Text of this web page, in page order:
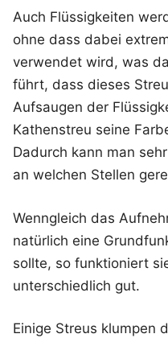
Auch Flüssigkeiten
ohne dass dabei
verwendet wird, was
führt, dass dieses
Aufsaugen der
Kathenstreu seine
Dadurch kann man
an welchen Stellen
Wenngleich das
natürlich eine
sollte, so funktioniert
unterschiedlich gut.
Einige Streus klumpen